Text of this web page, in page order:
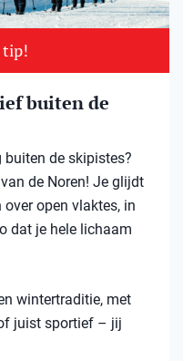
tip!
buiten de
de skipistes?
de Noren! Je glijdt
over open vlaktes, in
dat je hele lichaam
wintertraditie, met
juist sportief – jij